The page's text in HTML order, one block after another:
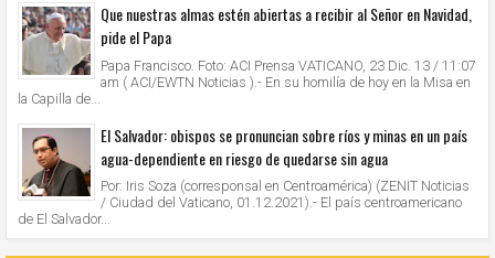
Que nuestras almas estén abiertas a recibir al Señor en Navidad,
pide el Papa
Papa Francisco. Foto: ACI Prensa VATICANO, 23 Dic. 13 / 11:07
am ( ACI/EWTN Noticias ).- En su homilía de hoy en la Misa en
la Capilla de...
El Salvador: obispos se pronuncian sobre ríos y minas en un país
agua-dependiente en riesgo de quedarse sin agua
Por: Iris Soza (corresponsal en Centroamérica) (ZENIT Noticias
/ Ciudad del Vaticano, 01.12.2021).- El país centroamericano
de El Salvador...